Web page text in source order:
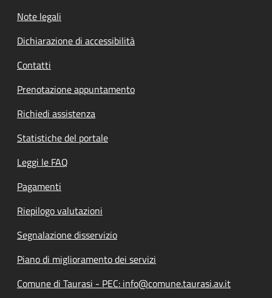
Note legali
Dichiarazione di accessibilità
Contatti
Prenotazione appuntamento
Richiedi assistenza
Statistiche del portale
Leggi le FAQ
Pagamenti
Riepilogo valutazioni
Segnalazione disservizio
Piano di miglioramento dei servizi
Comune di Taurasi - PEC: info@comune.taurasi.av.it